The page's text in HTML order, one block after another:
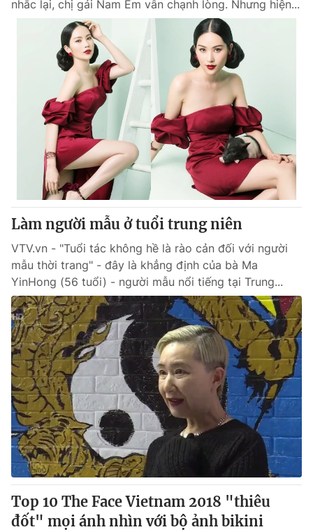
Shorts video
VTV Money VTV Thể thao
VTV Sức khoẻ Bất động sản
Thị trường 24h Tấm lòng Việt
VTV4 Vươn mình bằng AI
Liên hệ tòa soạn English
THỜI BÁO VTV
Theo dõi báo trên
Cơ quan chủ quản:Đài Truyền hình Việt Nam
Cơ quan báo chí:Thời báo VTV
Giấy phép hoạt động báo in và báo điện tử số 483/GP-BTTTT
cấp ngày 29/12/2023
Tổng Biên tập:Vũ Thanh Thủy
Phó Tổng Biên tập:Nguyễn Thị Mỹ Hạnh, Phạm Quốc Thắng,
nhắc lại, chị gái Nam Em vẫn chạnh lòng. Nhưng hiện...
Làm người mẫu ở tuổi trung niên
VTV.vn - "Tuổi tác không hề là rào cản đối với người
mẫu thời trang" - đây là khẳng định của bà Ma
YinHong (56 tuổi) - người mẫu nổi tiếng tại Trung...
Top 10 The Face Vietnam 2018 "thiêu
đốt" mọi ánh nhìn với bộ ảnh bikini